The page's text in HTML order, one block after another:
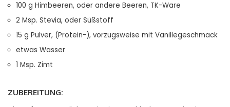
100 g Himbeeren, oder andere Beeren, TK-Ware
2 Msp. Stevia, oder Süßstoff
15 g Pulver, (Protein-), vorzugsweise mit Vanillegeschmack
etwas Wasser
1 Msp. Zimt
ZUBEREITUNG: